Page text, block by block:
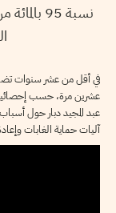
نسبة 95
في أقل من عشر سنوات
عشرين مرة، حسب
عبد المجيد دبار حول أسباب
آليات حماية الغابات